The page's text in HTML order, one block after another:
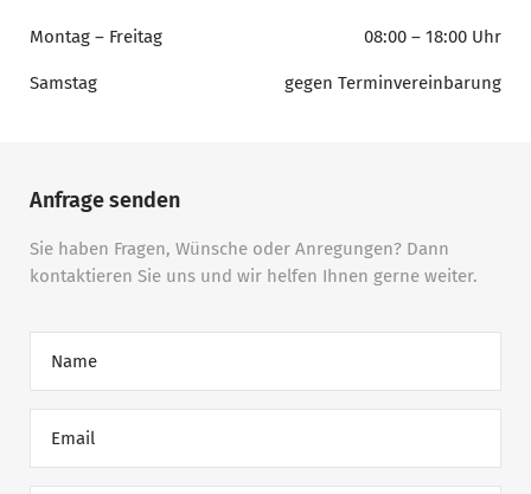
Montag – Freitag 08:00 – 18:00 Uhr
Samstag gegen Terminvereinbarung
Anfrage senden
Sie haben Fragen, Wünsche oder Anregungen? Dann
kontaktieren Sie uns und wir helfen Ihnen gerne weiter.
Name
Email